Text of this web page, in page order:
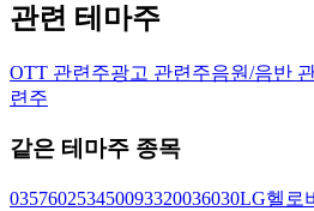
관련 테마주
OTT 관련주광고 관련주음원/음반
련주
같은 테마주 종목
035760253450093320036030LG헬로